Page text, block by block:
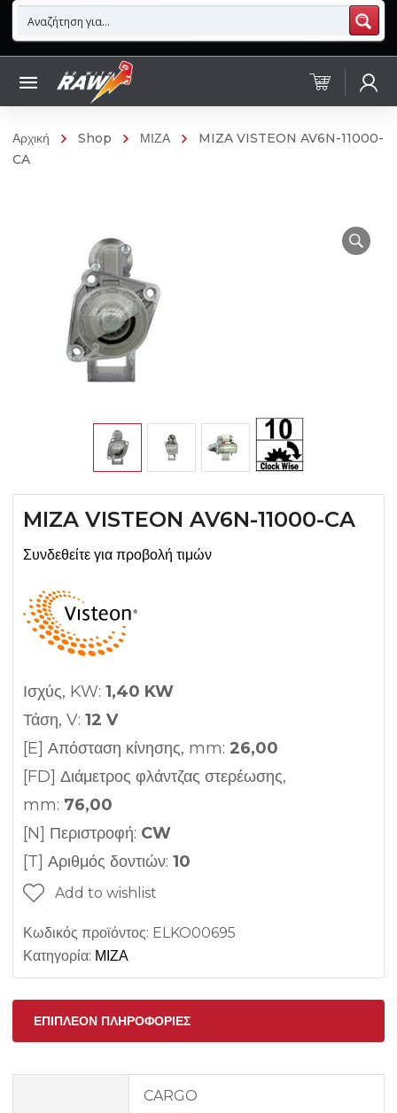
Αρχική Shop ΜΙΖΑ
MIZA VISTEON AV6N-11000-
CA
MIZA VISTEON AV6N-11000-CA
Συνδεθείτε για προβολή τιμών
Ισχύς, KW: 1,40 KW
Τάση, V: 12 V
[E] Απόσταση κίνησης, mm: 26,00
[FD] Διάμετρος φλάντζας στερέωσης,
mm: 76,00
[N] Περιστροφή: CW
[T] Αριθμός δοντιών: 10
Add to wishlist
Κωδικός προϊόντος: ELKO00695
Κατηγορία: ΜΙΖΑ
ΕΠΙΠΛΈΟΝ ΠΛΗΡΟΦΟΡΊΕΣ
CARGO